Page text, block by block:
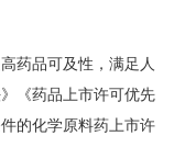
药品可及性，满足人
《药品上市许可优先
的化学原料药上市许